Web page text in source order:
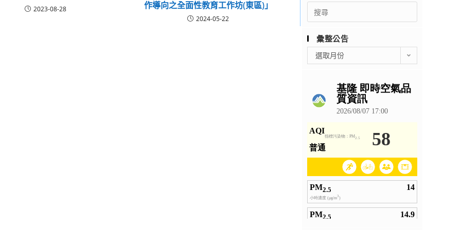
2023-08-28
作導向之全面性教育工作坊(東區)」
2024-05-22
Search
for:
彙整公告
整
選取月份